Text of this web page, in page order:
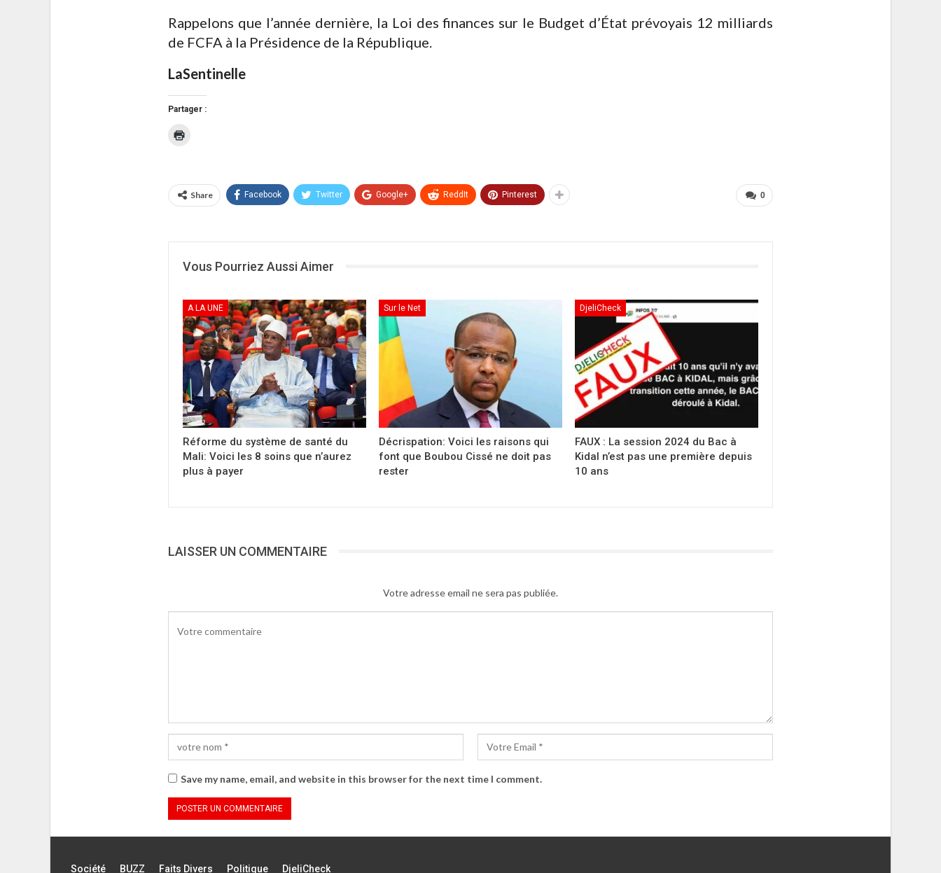
Rappelons que l’année dernière, la Loi des finances sur le Budget d’État prévoyais 12 milliards
de FCFA à la Présidence de la République.
LaSentinelle
Partager :
fenêtre)
0
Share Facebook Twitter Google+ ReddIt Pinterest
Vous Pourriez Aussi Aimer
A LA UNE
Réforme du système de santé du
Mali: Voici les 8 soins que n’aurez
plus à payer
Sur le Net
Décrispation: Voici les raisons qui
font que Boubou Cissé ne doit pas
rester
DjeliCheck
FAUX : La session 2024 du Bac à
Kidal n’est pas une première depuis
10 ans
LAISSER UN COMMENTAIRE
Votre adresse email ne sera pas publiée.
Save my name, email, and website in this browser for the next time I comment.
Société BUZZ Faits Divers Politique DjeliCheck